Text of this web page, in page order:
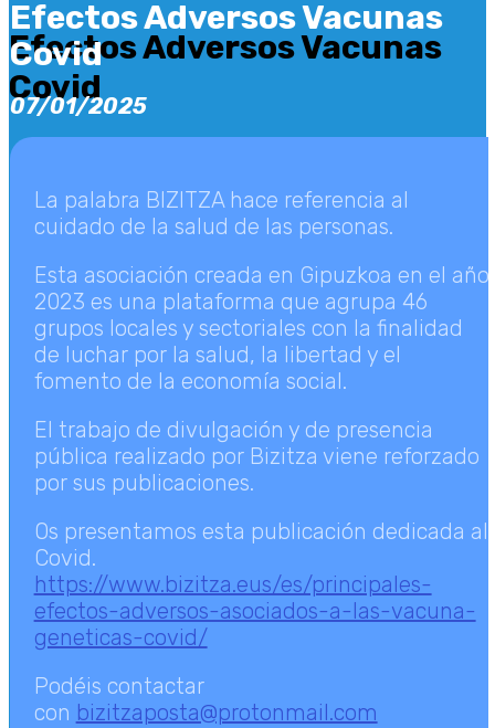
Efectos Adversos Vacunas
Covid
Efectos Adversos Vacunas
Covid
07/01/2025
La palabra BIZITZA hace referencia al
cuidado de la salud de las personas.
Esta asociación creada en Gipuzkoa en el año
2023 es una plataforma que agrupa 46
grupos locales y sectoriales con la finalidad
de luchar por la salud, la libertad y el
fomento de la economía social.
El trabajo de divulgación y de presencia
pública realizado por Bizitza viene reforzado
por sus publicaciones.
Os presentamos esta publicación dedicada al
Covid.
https://www.bizitza.eus/es/principales-
efectos-adversos-asociados-a-las-vacuna-
geneticas-covid/
Podéis contactar
con bizitzaposta@protonmail.com